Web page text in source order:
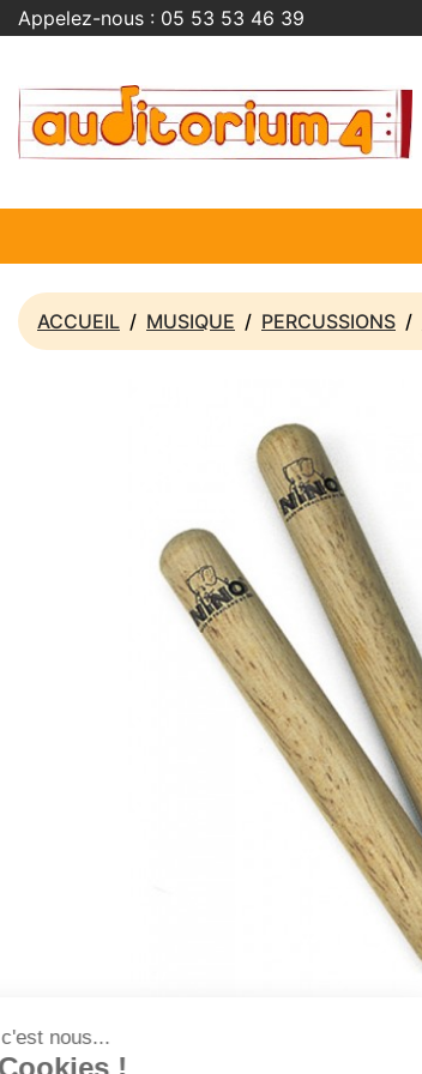
Appelez-nous : 05 53 53 46 39
ACCUEIL MUSIQUE PERCUSSIONS
Salut c'est nous...
les Cookies !